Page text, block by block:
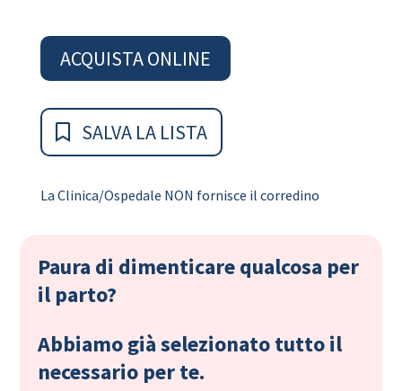
ACQUISTA ONLINE
SALVA LA LISTA
La Clinica/Ospedale NON fornisce il corredino
Paura di dimenticare qualcosa per
il parto?
Abbiamo già selezionato tutto il
necessario per te.